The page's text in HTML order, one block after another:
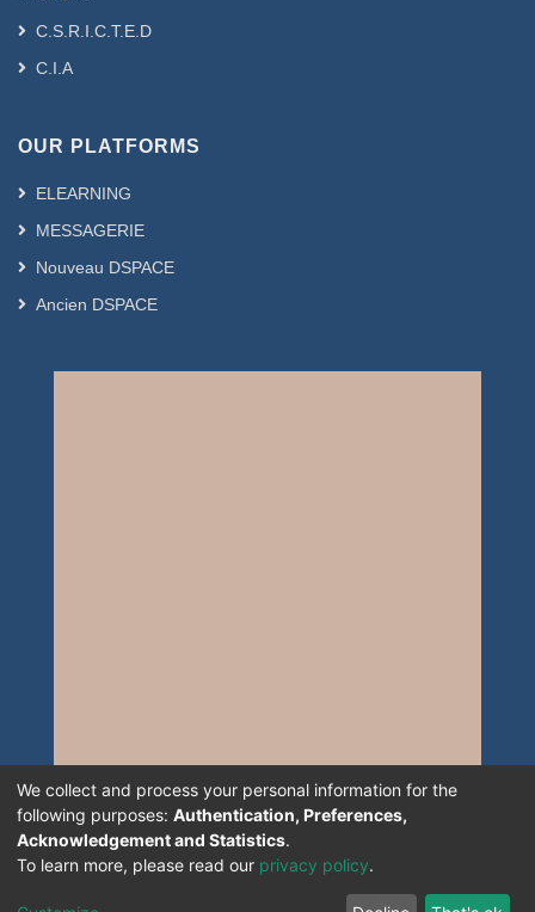
C.S.R.I.C.T.E.D
C.I.A
OUR PLATFORMS
ELEARNING
MESSAGERIE
Nouveau DSPACE
Ancien DSPACE
We collect and process your personal information for the
following purposes: Authentication, Preferences,
Acknowledgement and Statistics.
To learn more, please read our privacy policy.